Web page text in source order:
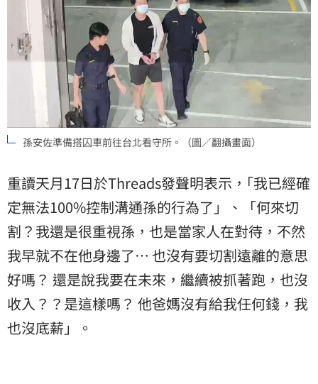
孫安佐準備搭囚車前往台北看守所。（圖／翻攝畫面）
重讀天月17日於Threads發聲明表示，｢我已經確
定無法100%控制溝通孫的行為了」、「何來切
割？我還是很重視孫，也是當家人在對待，不然
我早就不在他身邊了⋯ 也沒有要切割遠離的意思
好嗎？ 還是說我要在未來，繼續被抓著跑，也沒
收入？？是這樣嗎？ 他爸媽沒有給我任何錢，我
也沒底薪」。